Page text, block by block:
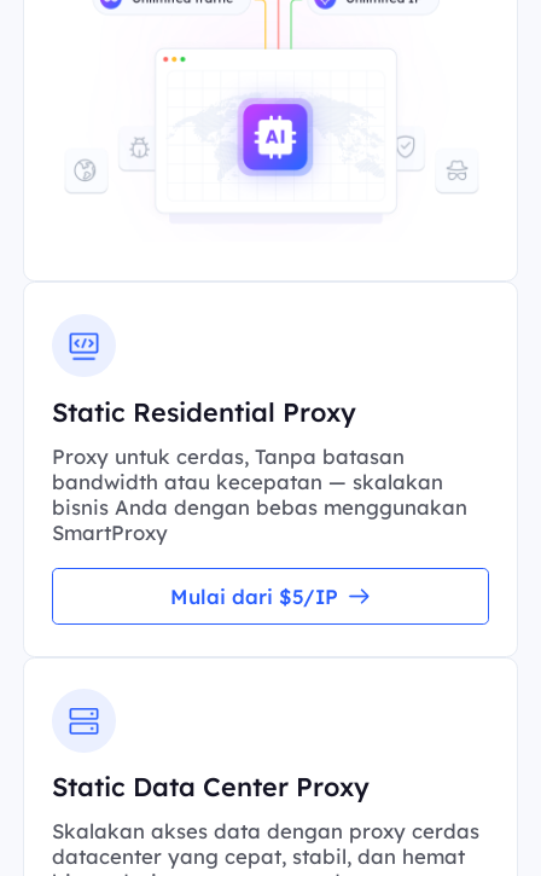
Static Residential Proxy
Proxy untuk cerdas, Tanpa batasan
bandwidth atau kecepatan — skalakan
bisnis Anda dengan bebas menggunakan
SmartProxy
Mulai dari $5/IP
Static Data Center Proxy
Skalakan akses data dengan proxy cerdas
datacenter yang cepat, stabil, dan hemat